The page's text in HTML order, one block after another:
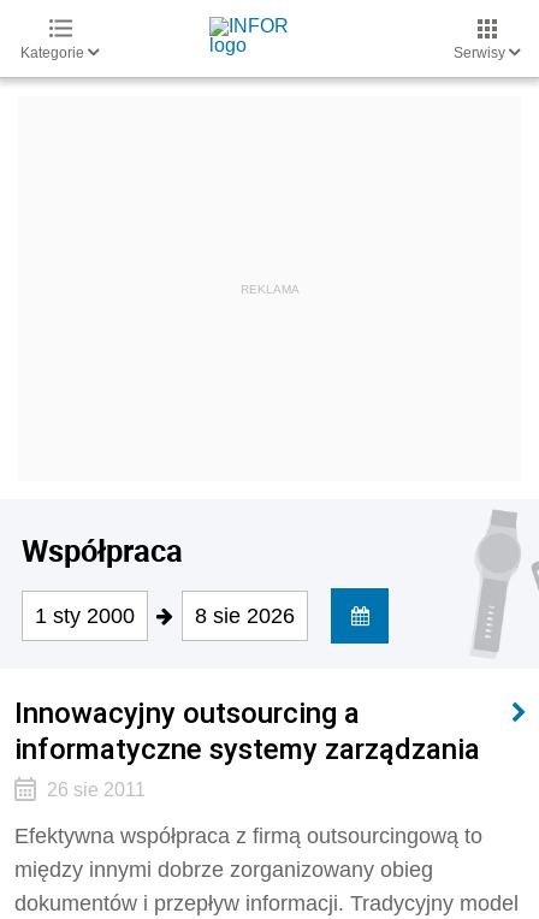
Kategorie Serwisy
Współpraca
1 sty 2000 8 sie 2026
Innowacyjny outsourcing a
informatyczne systemy zarządzania
26 sie 2011
Efektywna współpraca z firmą outsourcingową to
między innymi dobrze zorganizowany obieg
dokumentów i przepływ informacji. Tradycyjny model